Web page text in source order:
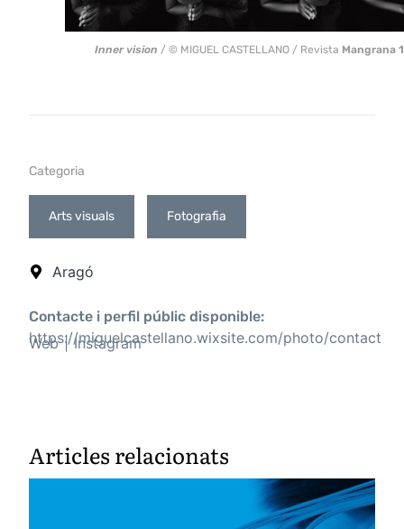
Inner vision / © MIGUEL CASTELLANO / Revista Mangrana
Categoria
Arts visuals Fotografia
Aragó
Contacte i perfil públic disponible:
https://miguelcastellano.wixsite.com/photo/contact
Web Instagram
Articles relacionats